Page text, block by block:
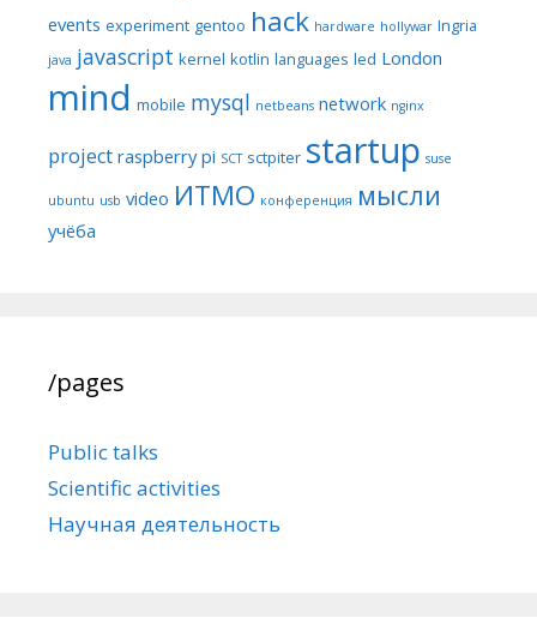
events experiment gentoo hack hardware hollywar Ingria
java javascript kernel kotlin languages led London
mind mobile mysql netbeans network nginx
project raspberry pi SCT sctpiter startup suse
ubuntu usb video ИТМО конференция мысли
учёба
/pages
Public talks
Scientific activities
Научная деятельность